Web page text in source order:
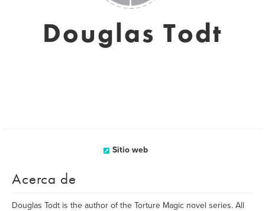
Douglas Todt
Sitio web
Acerca de
Douglas Todt is the author of the Torture Magic novel series. All